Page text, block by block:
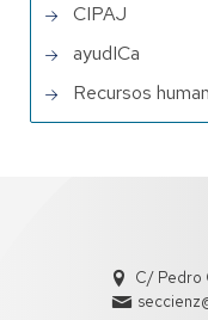
CIPAJ
ayudICa
Recursos
C/ Pedro